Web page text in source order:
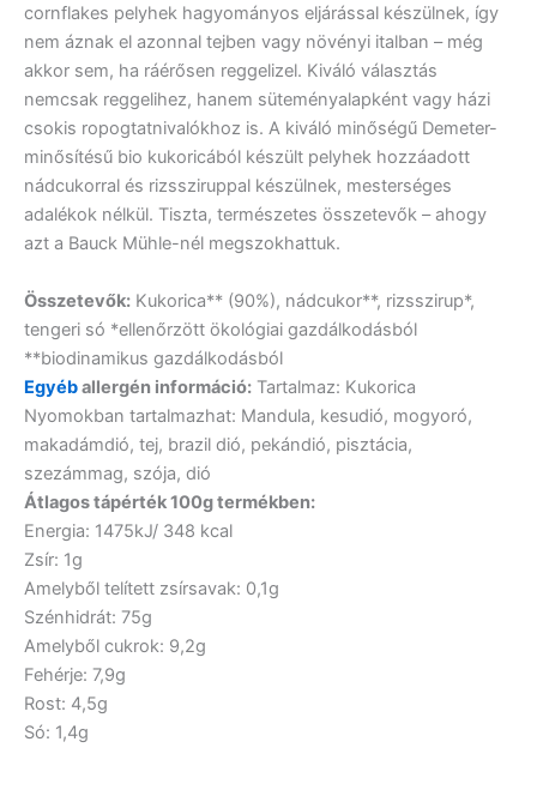
cornflakes pelyhek hagyományos eljárással készülnek, így
nem áznak el azonnal tejben vagy növényi italban – még
akkor sem, ha ráérősen reggelizel. Kiváló választás
nemcsak reggelihez, hanem süteményalapként vagy házi
csokis ropogtatnivalókhoz is. A kiváló minőségű Demeter-
minősítésű bio kukoricából készült pelyhek hozzáadott
nádcukorral és rizssziruppal készülnek, mesterséges
adalékok nélkül. Tiszta, természetes összetevők – ahogy
azt a Bauck Mühle-nél megszokhattuk.
Összetevők: Kukorica** (90%), nádcukor**, rizsszirup*,
tengeri só *ellenőrzött ökológiai gazdálkodásból
**biodinamikus gazdálkodásból
Egyéballergén információ: Tartalmaz: Kukorica
Nyomokban tartalmazhat: Mandula, kesudió, mogyoró,
makadámdió, tej, brazil dió, pekándió, pisztácia,
szezámmag, szója, dió
Átlagos tápérték 100g termékben:
Energia: 1475kJ/ 348 kcal
Zsír: 1g
Amelyből telített zsírsavak: 0,1g
Szénhidrát: 75g
Amelyből cukrok: 9,2g
Fehérje: 7,9g
Rost: 4,5g
Só: 1,4g